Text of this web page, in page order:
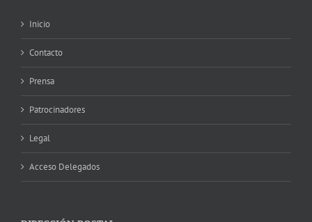
Inicio
Contacto
Prensa
Patrocinadores
Legal
Acceso Delegados